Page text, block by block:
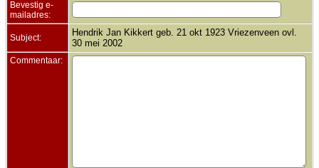
Bevestig e-
mailadres:
Subject:
Hendrik Jan Kikkert geb. 21 okt 1923 Vriezenveen ovl.
30 mei 2002
Commentaar: